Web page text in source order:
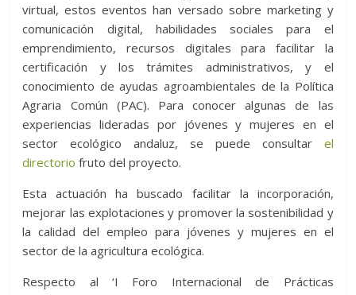
virtual, estos eventos han versado sobre marketing y
comunicación digital, habilidades sociales para el
emprendimiento, recursos digitales para facilitar la
certificación y los trámites administrativos, y el
conocimiento de ayudas agroambientales de la Política
Agraria Común (PAC). Para conocer algunas de las
experiencias lideradas por jóvenes y mujeres en el
sector ecológico andaluz, se puede consultarel
directorio fruto del proyecto.
Esta actuación ha buscado facilitar la incorporación,
mejorar las explotaciones y promover la sostenibilidad y
la calidad del empleo para jóvenes y mujeres en el
sector de la agricultura ecológica.
Respecto al ‘I Foro Internacional de Prácticas